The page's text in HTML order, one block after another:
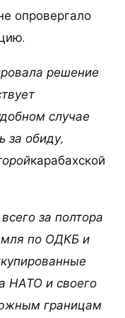
опровергало
решение
случае
за обиду,
карабахской
за полтора
по ОДКБ и
НАТО и своего
границам